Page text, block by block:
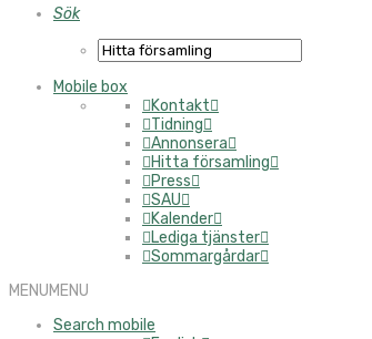
Sök
Mobile box
Kontakt
Tidning
Annonsera
Hitta församling
Press
SAU
Kalender
Lediga tjänster
Sommargårdar
MENUMENU
Search mobile